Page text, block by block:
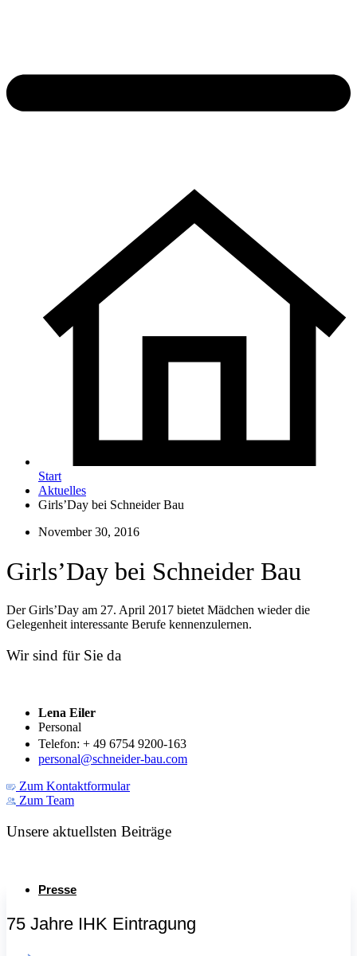
Start
Aktuelles
Girls’Day bei Schneider Bau
November 30, 2016
Girls’Day bei Schneider Bau
Der Girls’Day am 27. April 2017 bietet Mädchen wieder die
Gelegenheit interessante Berufe kennenzulernen.
Wir sind für Sie da
Lena Eiler
Personal
Telefon: + 49 6754 9200-163
personal@schneider-bau.com
Zum Kontaktformular
Zum Team
Unsere aktuellsten Beiträge
Presse
75 Jahre IHK Eintragung